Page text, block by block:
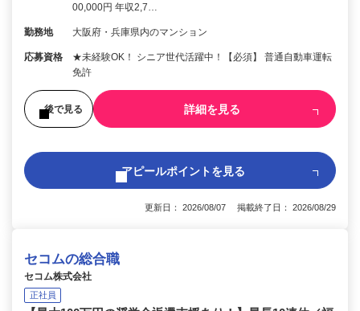
00,000円 年収2,7…
勤務地 大阪府・兵庫県内のマンション
応募資格
★未経験OK！ シニア世代活躍中！【必須】 普通自動車運転
免許
後で見る 詳細を見る
アピールポイントを見る
更新日： 2026/08/07 掲載終了日： 2026/08/29
セコムの総合職
セコム株式会社
正社員